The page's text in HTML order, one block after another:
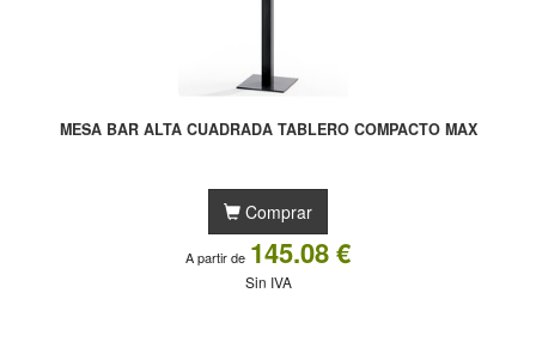
MESA BAR ALTA CUADRADA TABLERO COMPACTO MAX
Comprar
A partir de 145.08 €
Sin IVA